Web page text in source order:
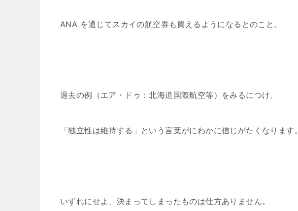
ANA を通じてスカイの航空券も買えるようになるとのこと。
過去の例（エア・ドゥ：北海道国際航空等）をみるにつけ、
「独立性は維持する」という言葉がにわかに信じがたくなります。
いずれにせよ、決まってしまったものは仕方ありません。